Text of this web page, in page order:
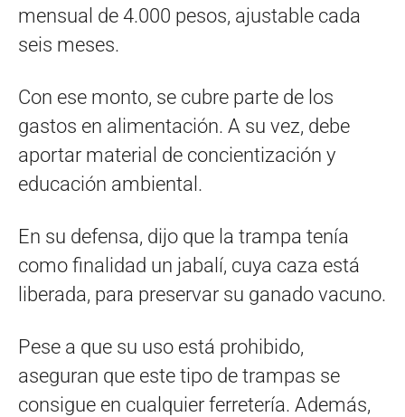
mensual de 4.000 pesos, ajustable cada
seis meses.
Con ese monto, se cubre parte de los
gastos en alimentación. A su vez, debe
aportar material de concientización y
educación ambiental.
En su defensa, dijo que la trampa tenía
como finalidad un jabalí, cuya caza está
liberada, para preservar su ganado vacuno.
Pese a que su uso está prohibido,
aseguran que este tipo de trampas se
consigue en cualquier ferretería. Además,